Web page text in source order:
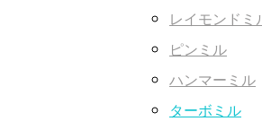
レイモンドミ
ピンミル
ハンマーミル
ターボミル